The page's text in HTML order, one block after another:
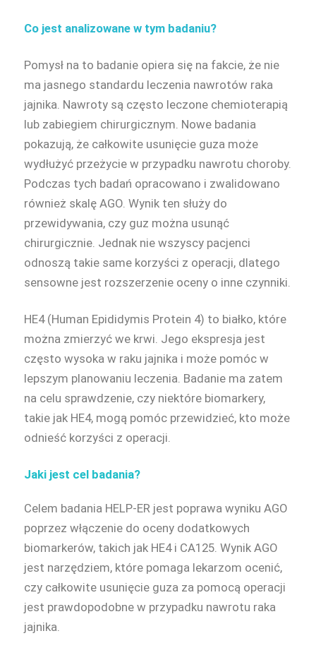
Co jest analizowane w tym badaniu?
Pomysł na to badanie opiera się na fakcie, że nie
ma jasnego standardu leczenia nawrotów raka
jajnika. Nawroty są często leczone chemioterapią
lub zabiegiem chirurgicznym. Nowe badania
pokazują, że całkowite usunięcie guza może
wydłużyć przeżycie w przypadku nawrotu choroby.
Podczas tych badań opracowano i zwalidowano
również skalę AGO. Wynik ten służy do
przewidywania, czy guz można usunąć
chirurgicznie. Jednak nie wszyscy pacjenci
odnoszą takie same korzyści z operacji, dlatego
sensowne jest rozszerzenie oceny o inne czynniki.
HE4 (Human Epididymis Protein 4) to białko, które
można zmierzyć we krwi. Jego ekspresja jest
często wysoka w raku jajnika i może pomóc w
lepszym planowaniu leczenia. Badanie ma zatem
na celu sprawdzenie, czy niektóre biomarkery,
takie jak HE4, mogą pomóc przewidzieć, kto może
odnieść korzyści z operacji.
Jaki jest cel badania?
Celem badania HELP-ER jest poprawa wyniku AGO
poprzez włączenie do oceny dodatkowych
biomarkerów, takich jak HE4 i CA125. Wynik AGO
jest narzędziem, które pomaga lekarzom ocenić,
czy całkowite usunięcie guza za pomocą operacji
jest prawdopodobne w przypadku nawrotu raka
jajnika.